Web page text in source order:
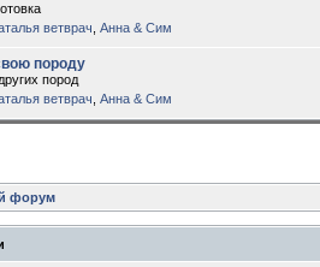
ветврач Анна & Сим
породу
пород
ветврач Анна & Сим
форум